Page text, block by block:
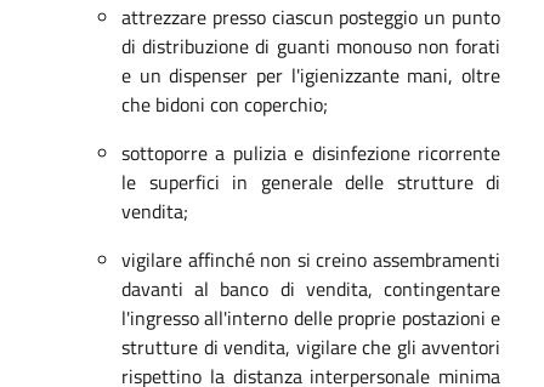
attrezzare presso ciascun posteggio un punto
di distribuzione di guanti monouso non forati
e un dispenser per l'igienizzante mani, oltre
che bidoni con coperchio;
sottoporre a pulizia e disinfezione ricorrente
le superfici in generale delle strutture di
vendita;
vigilare affinché non si creino assembramenti
davanti al banco di vendita, contingentare
l'ingresso all'interno delle proprie postazioni e
strutture di vendita, vigilare che gli avventori
rispettino la distanza interpersonale minima